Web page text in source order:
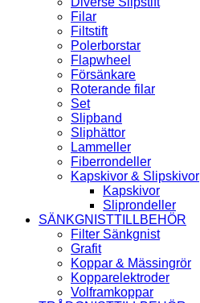
Filar
Filtstift
Polerborstar
Flapwheel
Försänkare
Roterande filar
Set
Slipband
Sliphättor
Lammeller
Fiberrondeller
Kapskivor & Slipskivor
Kapskivor
Sliprondeller
SÄNKGNISTTILLBEHÖR
Filter Sänkgnist
Grafit
Koppar & Mässingrör
Kopparelektroder
Volframkoppar